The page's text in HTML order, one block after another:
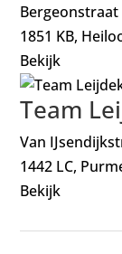
Bergeonstraat
1851 KB,
Bekijk
Team
Van
1442 LC,
Bekijk